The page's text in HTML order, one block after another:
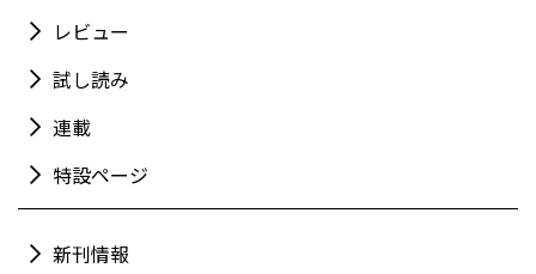
レビュー
試し読み
連載
特設ページ
新刊情報